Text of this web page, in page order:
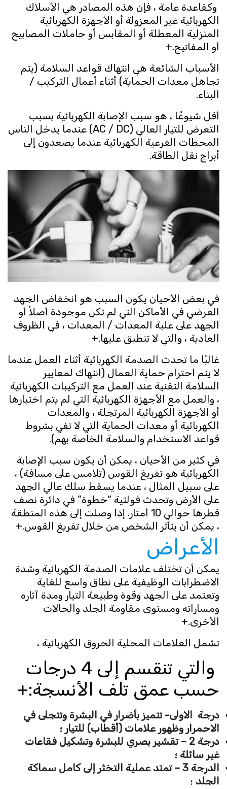
وكقاعدة عامة ، فإن هذه المصادر هي الأسلاك
الكهربائية غير المعزولة أو الأجهزة الكهربائية
المنزلية المعطلة أو المقابس أو حاملات المصابيح
أو المفاتيح.+
الأسباب الشائعة هي انتهاك قواعد السلامة (يتم
تجاهل معدات الحماية) أثناء أعمال التركيب /
البناء.
أقل شيوعًا ، هو سبب الإصابة الكهربائية بسبب
التعرض للتيار العالي (AC / DC) عندما يدخل الناس
المحطات الفرعية الكهربائية عندما يصعدون إلى
أبراج نقل الطاقة.
في بعض الأحيان يكون السبب هو انخفاض الجهد
العرضي في الأماكن التي لم تكن موجودة أصلاً أو
الجهد على علبة المعدات / المعدات ، في الظروف
العادية ، والتي لا تنطبق عليها.+
غالبًا ما تحدث الصدمة الكهربائية أثناء العمل عندما
لا يتم احترام حماية العمال (انتهاك لمعايير
السلامة التقنية عند العمل مع التركيبات الكهربائية
، والعمل مع الأجهزة الكهربائية التي لم يتم اختبارها
أو الأجهزة الكهربائية المرتجلة ، والمعدات
الكهربائية أو معدات الحماية التي لا تفي بشروط
قواعد الاستخدام والسلامة الخاصة بهم).
في كثير من الأحيان ، يمكن أن يكون سبب الإصابة
الكهربائية هو تفريغ القوس (تلامس على مسافة) ،
على سبيل المثال ، عندما يسقط سلك عالي الجهد
على الأرض وتحدث فولتية “خطوة” في دائرة نصف
قطرها حوالي 10 أمتار. إذا وصلت إلى هذه المنطقة
، يمكن أن يتأثر الشخص من خلال تفريغ القوس.+
الأعراض
يمكن أن تختلف علامات الصدمة الكهربائية وشدة
الاضطرابات الوظيفية على نطاق واسع للغاية
وتعتمد على الجهد وقوة وطبيعة التيار ومدة آثاره
ومساراته ومستوى مقاومة الجلد والحالات
الأخرى.+
تشمل العلامات المحلية الحروق الكهربائية ،
والتي تنقسم إلى 4 درجات
حسب عمق تلف الأنسجة:+
درجة الاولى- تتميز بأضرار في البشرة وتتجلى في
الاحمرار وظهور علامات (أقطاب) للتيار ؛
درجة 2 – تقشير بصري للبشرة وتشكيل فقاعات
غير سائلة ؛
الدرجة 3 – تمتد عملية التخثر إلى كامل سماكة
الجلد؛